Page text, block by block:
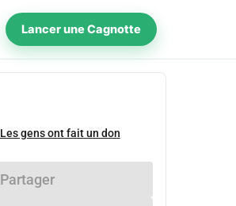
Lancer une Cagnotte
Les gens ont fait un don
Partager